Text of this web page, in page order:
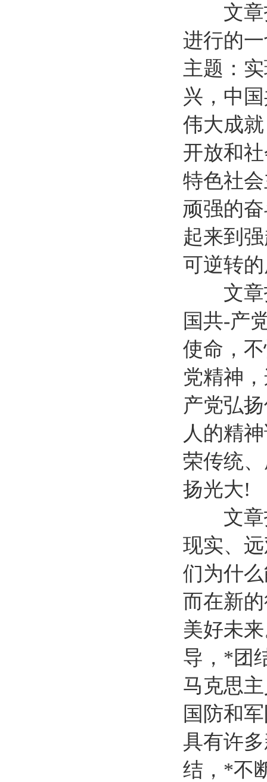
文章指
进行的
主题：
兴，中
伟大成
开放和
特色社
顽强的
起来到
可逆转
文章指
国共-产
使命，
党精神
产党弘
人的精
荣传统
扬光大!
文章指
现实、
们为什
而在新
美好未
导，*团
马克思
国防和
具有许
结，*不